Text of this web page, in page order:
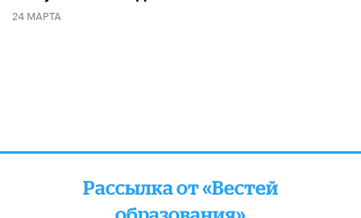
24 МАРТА
Рассылка от «Вестей
образования»